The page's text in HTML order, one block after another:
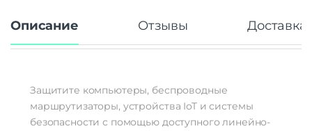
Описание Отзывы Доставка
Защитите компьютеры, беспроводные
маршрутизаторы, устройства IoT и системы
безопасности с помощью доступного линейно-